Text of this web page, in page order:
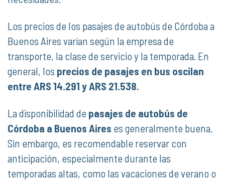
Los precios de los pasajes de autobús de Córdoba a
Buenos Aires varían según la empresa de
transporte, la clase de servicio y la temporada. En
general, los precios de pasajes en bus oscilan
entre ARS 14.291 y ARS 21.538.
La disponibilidad de pasajes de autobús de
Córdoba a Buenos Aires es generalmente buena.
Sin embargo, es recomendable reservar con
anticipación, especialmente durante las
temporadas altas, como las vacaciones de verano o